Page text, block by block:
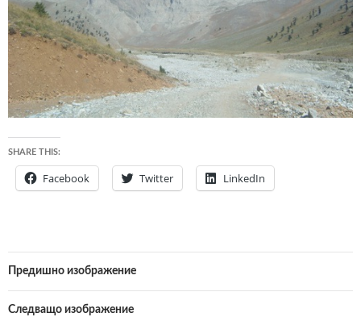
SHARE THIS:
Facebook Twitter LinkedIn
Предишно изображение
Следващо изображение